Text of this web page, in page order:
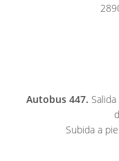
Autobus 447.
Subida a